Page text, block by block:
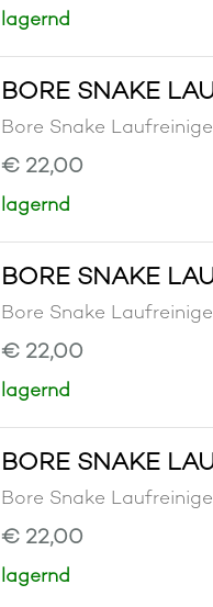
lagernd
BORE SNAKE
Bore Snake
€ 22,00
lagernd
BORE SNAKE
Bore Snake
€ 22,00
lagernd
BORE SNAKE
Bore Snake
€ 22,00
lagernd